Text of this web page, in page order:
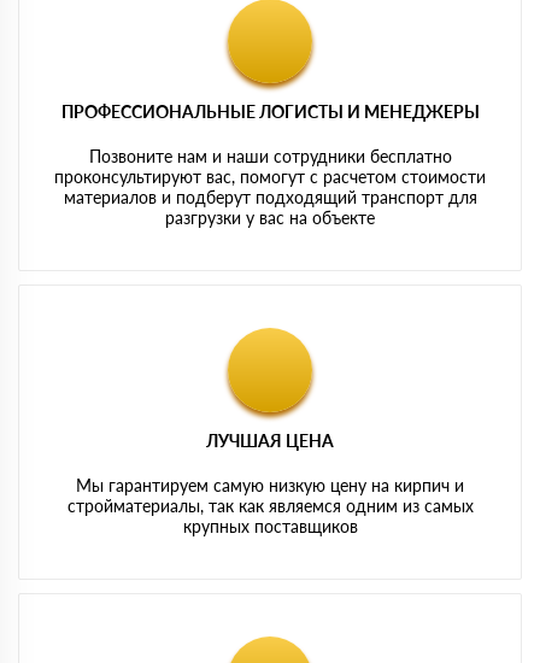
ПРОФЕССИОНАЛЬНЫЕ ЛОГИСТЫ И МЕНЕДЖЕРЫ
Позвоните нам и наши сотрудники бесплатно
проконсультируют вас, помогут с расчетом стоимости
материалов и подберут подходящий транспорт для
разгрузки у вас на объекте
ЛУЧШАЯ ЦЕНА
Мы гарантируем самую низкую цену на кирпич и
стройматериалы, так как являемся одним из самых
крупных поставщиков